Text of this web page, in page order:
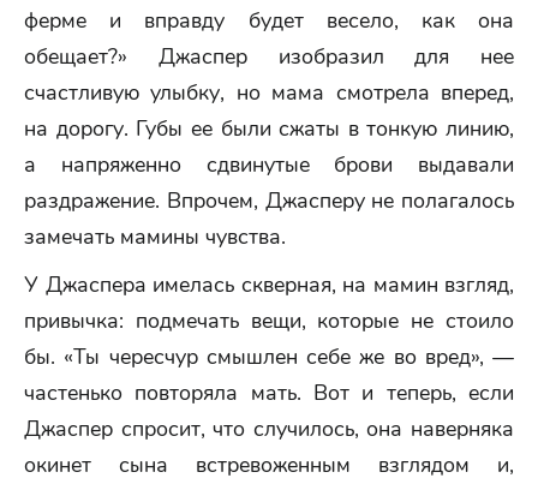
ферме и вправду будет весело, как она
обещает?» Джаспер изобразил для нее
счастливую улыбку, но мама смотрела вперед,
на дорогу. Губы ее были сжаты в тонкую линию,
а напряженно сдвинутые брови выдавали
раздражение. Впрочем, Джасперу не полагалось
замечать мамины чувства.
У Джаспера имелась скверная, на мамин взгляд,
привычка: подмечать вещи, которые не стоило
бы. «Ты чересчур смышлен себе же во вред», —
частенько повторяла мать. Вот и теперь, если
Джаспер спросит, что случилось, она наверняка
окинет сына встревоженным взглядом и,